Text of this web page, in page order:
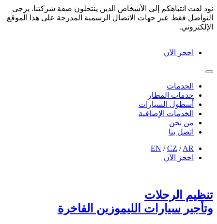
نود لفت انتباهكم إلى الأشخاص الذين ينتحلون صفة شركتنا. يرجى
التواصل فقط عبر جهات الاتصال الرسمية المدرجة على هذا الموقع
الإلكتروني.
احجز الآن
الخدمات
خدمات المطار
أسطول السيارات
الخدمات الإضافية
من نحن
اتصل بنا
EN / CZ / AR
احجز الآن
تنظيم الرحلات
وتأجير سيارات الليموزين الفاخرة